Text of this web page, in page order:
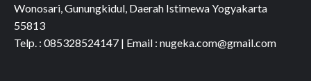
Wonosari, Gunungkidul, Daerah Istimewa Yogyakarta
55813
Telp. : 085328524147 | Email : nugeka.com@gmail.com